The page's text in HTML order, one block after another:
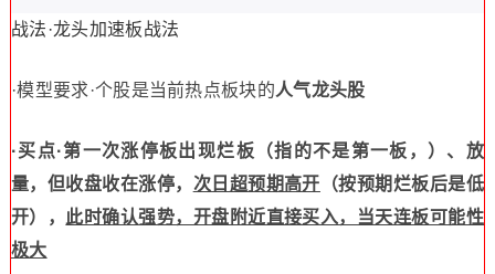
战法·龙头加速板战法
·模型要求·个股是当前热点板块的人气龙头股
·买点·第一次涨停板出现烂板（指的不是第一板，）、放
量，但收盘收在涨停， 次日超预期高开 （按预期烂板后是低
开）， 此时确认强势，开盘附近直接买入，当天连板可能性
极大